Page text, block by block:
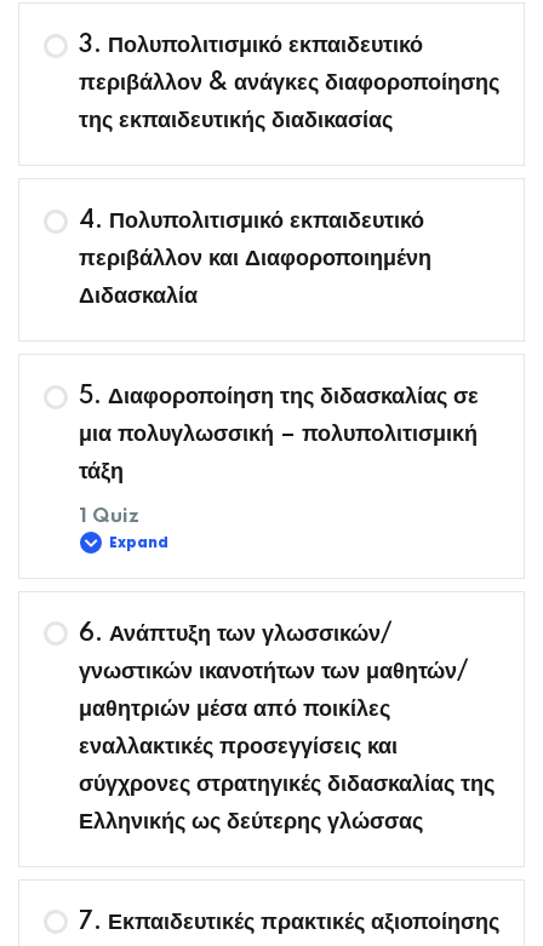
3. Πολυπολιτισμικό εκπαιδευτικό
περιβάλλον & ανάγκες διαφοροποίησης
της εκπαιδευτικής διαδικασίας
4. Πολυπολιτισμικό εκπαιδευτικό
περιβάλλον και Διαφοροποιημένη
Διδασκαλία
5. Διαφοροποίηση της διδασκαλίας σε
μια πολυγλωσσική – πολυπολιτισμική
τάξη
1 Quiz
Expand
Περιεχόμενο Μαθήματος
Διαφοροποιημένη Παιδαγωγική
6. Ανάπτυξη των γλωσσικών/
γνωστικών ικανοτήτων των μαθητών/
μαθητριών μέσα από ποικίλες
εναλλακτικές προσεγγίσεις και
σύγχρονες στρατηγικές διδασκαλίας της
Ελληνικής ως δεύτερης γλώσσας
7. Εκπαιδευτικές πρακτικές αξιοποίησης